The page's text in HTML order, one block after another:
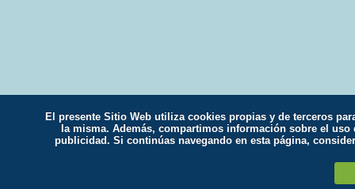
El presente Sitio Web utiliza cookies propias y de terceros
la misma. Además, compartimos información sobre el
publicidad. Si continúas navegando en esta página,